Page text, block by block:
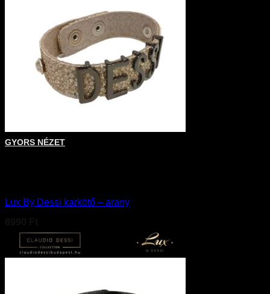
+
GYORS NÉZET
Lux By Dessi karkötő – arany